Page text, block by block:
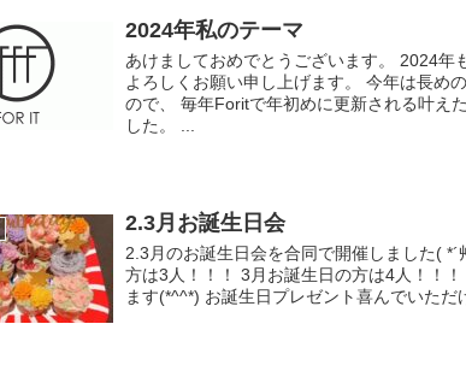
2024年私のテーマ
あけましておめでとうございます。 2024年
よろしくお願い申し上げます。 今年は長め
ので、 毎年Foritで年初めに更新される叶え
した。 ...
2.3月お誕生日会
2.3月のお誕生日会を合同で開催しました(
方は3人！！！ 3月お誕生日の方は4人！！
ます(*^^*) お誕生日プレゼント喜んでいただ